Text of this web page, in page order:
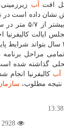
افت آب
نشان داده است
زیرزمینی
ایالت كالیفرنیا
رسانده تا در مدت ۲۰ سال
مراحل برنامه
گذاشته شده
آب كالیفرنیا انجام
مطلوب،